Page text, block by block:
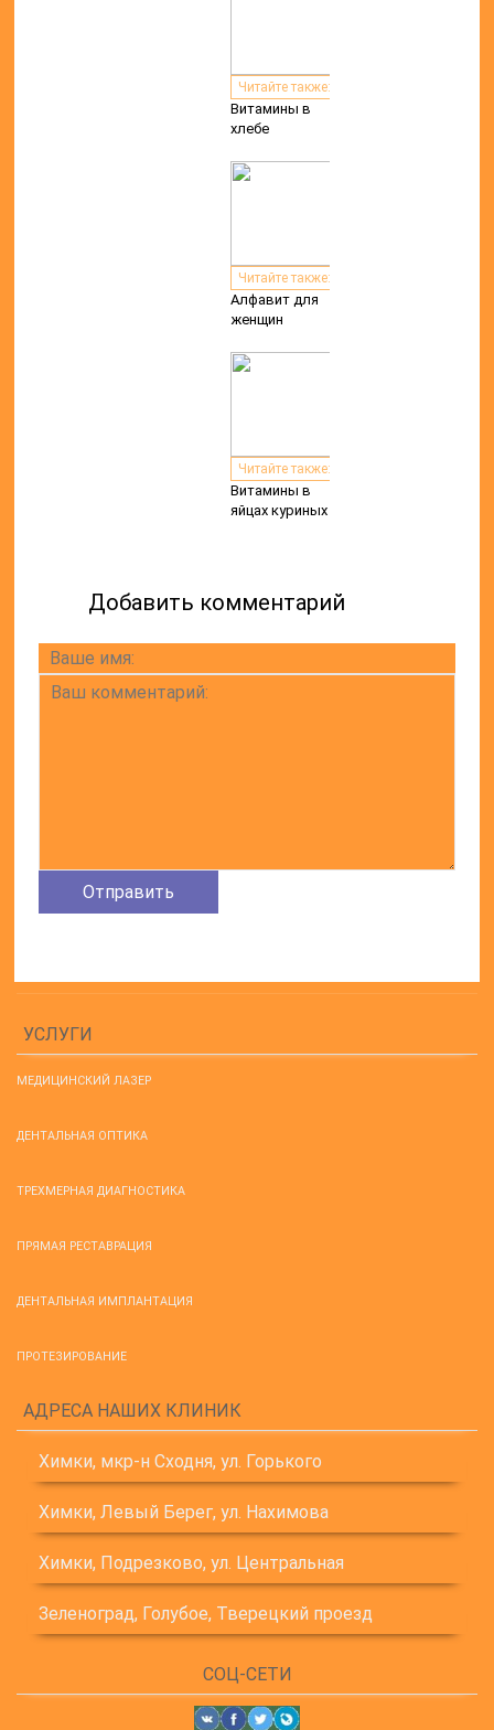
Читайте также:
Витамины в
хлебе
Читайте также:
Алфавит для
женщин
Читайте также:
Витамины в
яйцах куриных
Добавить комментарий
УСЛУГИ
МЕДИЦИНСКИЙ ЛАЗЕР
ДЕНТАЛЬНАЯ ОПТИКА
ТРЕХМЕРНАЯ ДИАГНОСТИКА
ПРЯМАЯ РЕСТАВРАЦИЯ
ДЕНТАЛЬНАЯ ИМПЛАНТАЦИЯ
ПРОТЕЗИРОВАНИЕ
АДРЕСА НАШИХ КЛИНИК
Химки, мкр-н Сходня, ул. Горького
Химки, Левый Берег, ул. Нахимова
Химки, Подрезково, ул. Центральная
Зеленоград, Голубое, Тверецкий проезд
СОЦ-СЕТИ